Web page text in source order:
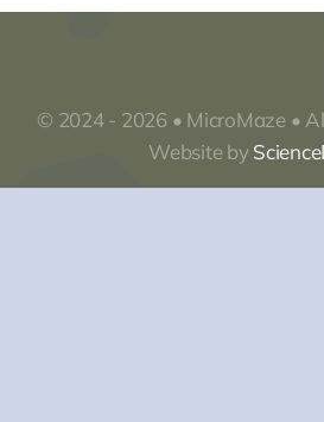
© 2024 - 2026 • MicroMaze •
Website by